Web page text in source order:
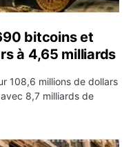
bitcoins et
à 4,65 milliards
108,6 millions de dollars
8,7 milliards de